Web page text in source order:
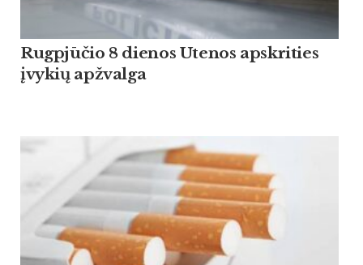
Rugpjūčio 8 dienos Utenos apskrities
įvykių apžvalga